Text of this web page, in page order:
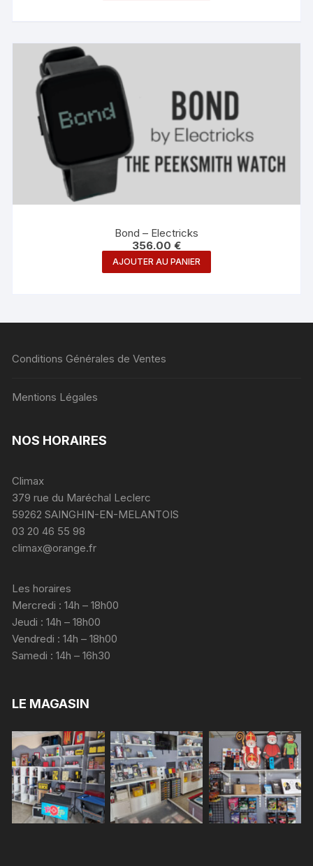
Bond – Electricks
356.00 €
AJOUTER AU PANIER
Conditions Générales de Ventes
Mentions Légales
NOS HORAIRES
Climax
379 rue du Maréchal Leclerc
59262 SAINGHIN-EN-MELANTOIS
03 20 46 55 98
climax@orange.fr
Les horaires
Mercredi : 14h – 18h00
Jeudi : 14h – 18h00
Vendredi : 14h – 18h00
Samedi : 14h – 16h30
LE MAGASIN